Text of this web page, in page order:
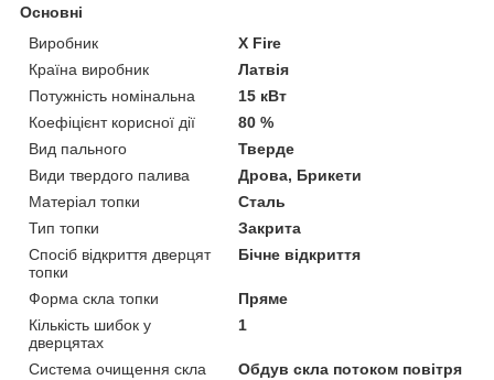
Основні
Виробник
X Fire
Країна виробник
Латвія
Потужність номінальна
15 кВт
Коефіцієнт корисної дії
80 %
Вид пального
Тверде
Види твердого палива
Дрова, Брикети
Матеріал топки
Сталь
Тип топки
Закрита
Спосіб відкриття дверцят
топки
Бічне відкриття
Форма скла топки
Пряме
Кількість шибок у
дверцятах
1
Система очищення скла
Обдув скла потоком повітря